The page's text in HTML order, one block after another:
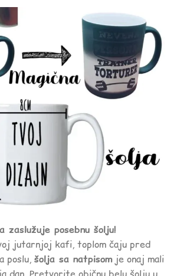
zaslužuje posebnu šolju!
jutarnjoj kafi, toplom čaju pred
poslu, šolja sa natpisomje onaj mali